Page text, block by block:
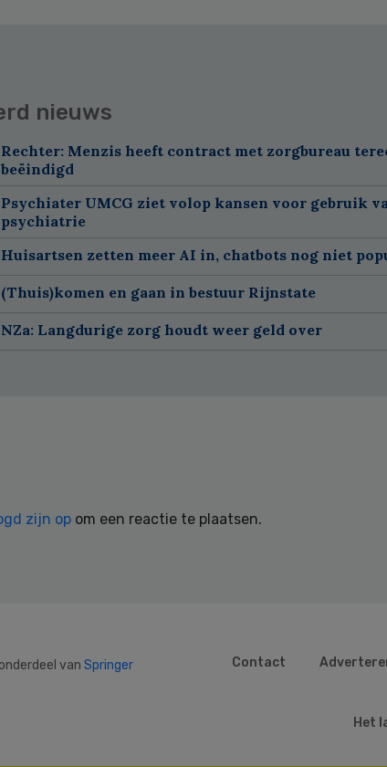
nieuws
Rechter: Menzis heeft contract met zorgbureau
beëindigd
Psychiater UMCG ziet volop kansen voor gebruik
psychiatrie
Huisartsen zetten meer AI in, chatbots nog niet
(Thuis)komen en gaan in bestuur Rijnstate
NZa: Langdurige zorg houdt weer geld over
zijn op om een reactie te plaatsen.
van Springer
Contact
Het